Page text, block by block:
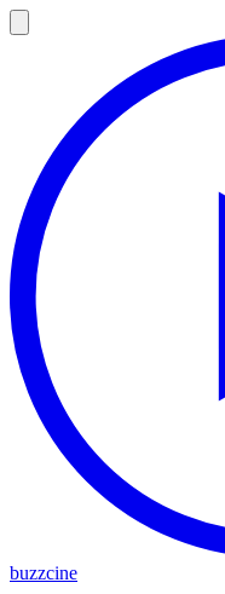
buzzcine